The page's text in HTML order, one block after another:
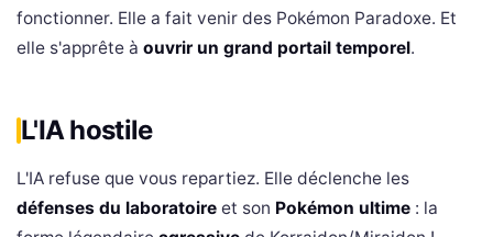
fonctionner. Elle a fait venir des Pokémon Paradoxe. Et
elle s'apprête à ouvrir un grand portail temporel.
L'IA hostile
L'IA refuse que vous repartiez. Elle déclenche les
défenses du laboratoire et son Pokémon ultime : la